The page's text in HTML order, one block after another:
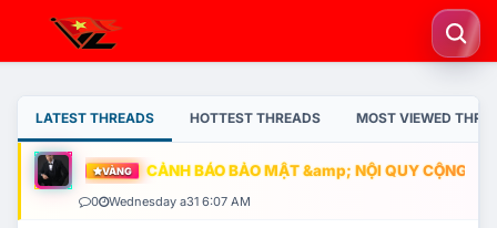
LATEST THREADS HOTTEST THREADS MOST VIEWED
VÀNG CẢNH BÁO BẢO MẬT &amp; NỘI QUY CỘNG
0 Wednesday a31 6:07 AM